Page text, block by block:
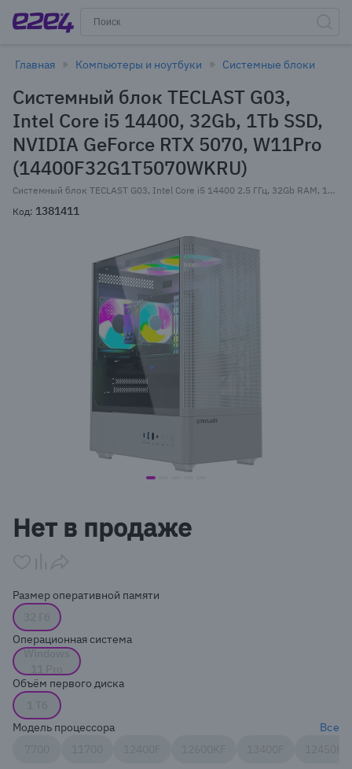
Главная Компьютеры и ноутбуки Системные блоки
Системный блок TECLAST G03,
Intel Core i5 14400, 32Gb, 1Tb SSD,
NVIDIA GeForce RTX 5070, W11Pro
(14400F32G1T5070WKRU)
Системный блок TECLAST G03, Intel Core i5 14400 2.5 ГГц, 32Gb RAM, 1Tb SSD, NVIDIA GeForce RTX 5070 12Gb, W11Pro, белый (14400F32G1T5070WKRU)
Код: 1381411
item
of
5
Нет в продаже
Размер оперативной памяти
Операционная система
Windows
Объём первого диска
Модель процессора
Все